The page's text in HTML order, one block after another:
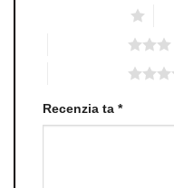
Recenzia ta *